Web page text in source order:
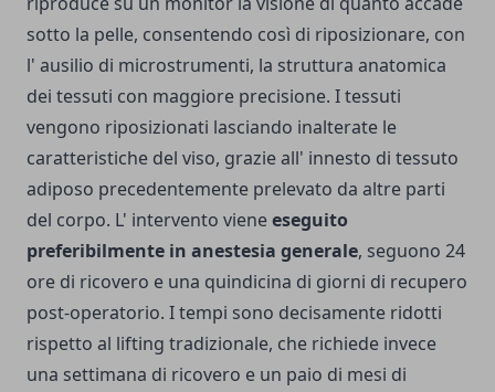
sotto la pelle, consentendo così di riposizionare, con
l' ausilio di microstrumenti, la struttura anatomica
dei tessuti con maggiore precisione. I tessuti
vengono riposizionati lasciando inalterate le
caratteristiche del viso, grazie all' innesto di tessuto
adiposo precedentemente prelevato da altre parti
del corpo. L' intervento vieneeseguito
preferibilmente in anestesia generale, seguono 24
ore di ricovero e una quindicina di giorni di recupero
post-operatorio. I tempi sono decisamente ridotti
rispetto al lifting tradizionale, che richiede invece
una settimana di ricovero e un paio di mesi di